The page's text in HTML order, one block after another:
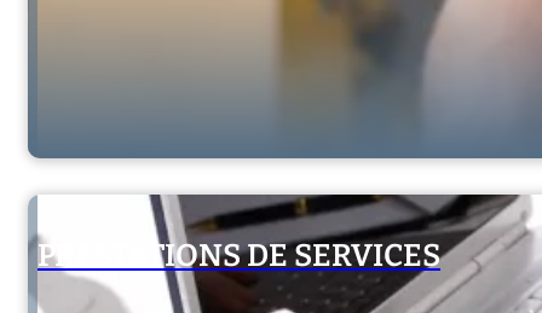
PRESTATIONS DE SERVICES